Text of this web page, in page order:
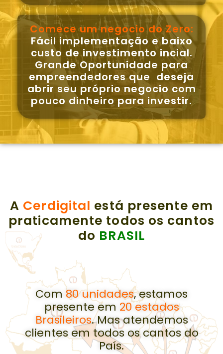
Comece um negocio do Zero:
Fácil implementação e baixo
custo de investimento incial.
Grande Oportunidade para
empreendedores que deseja
abrir seu próprio negocio com
pouco dinheiro para investir.
A Cerdigital está presente em
praticamente todos os cantos
do BRASIL
Com 80 unidades, estamos
presente em 20 estados
Brasileiros. Mas atendemos
clientes em todos os cantos do
País.